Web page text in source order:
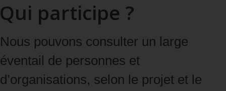
Qui participe ?
Nous pouvons consulter un large
éventail de personnes et
d’organisations, selon le projet et le